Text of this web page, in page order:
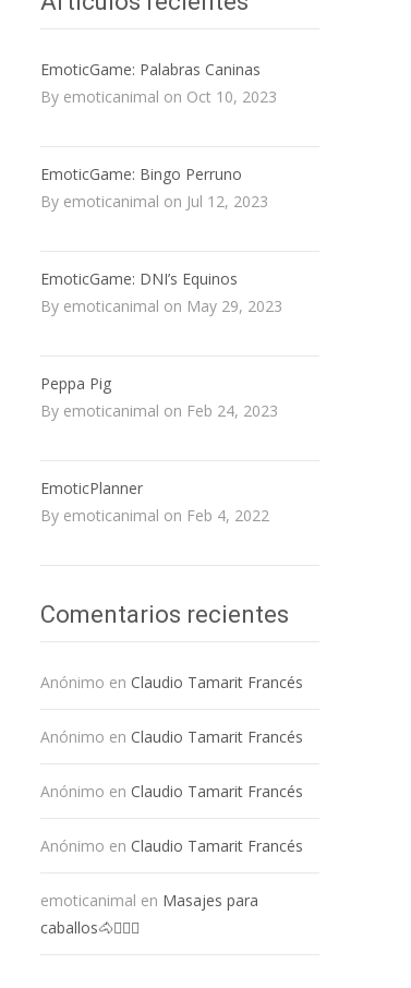
EmoticGame: Palabras Caninas
By emoticanimal on Oct 10, 2023
EmoticGame: Bingo Perruno
By emoticanimal on Jul 12, 2023
EmoticGame: DNI’s Equinos
By emoticanimal on May 29, 2023
Peppa Pig
By emoticanimal on Feb 24, 2023
EmoticPlanner
By emoticanimal on Feb 4, 2022
Comentarios recientes
Anónimo en Claudio Tamarit Francés
Anónimo en Claudio Tamarit Francés
Anónimo en Claudio Tamarit Francés
Anónimo en Claudio Tamarit Francés
emoticanimal en Masajes para
caballos🐴💆🏻‍♀️